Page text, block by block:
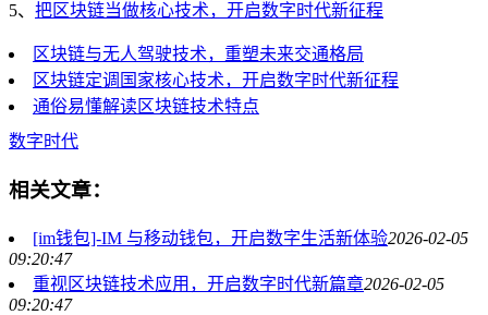
5、 把区块链当做核心技术，开启数字时代新征程
区块链与无人驾驶技术，重塑未来交通格局
区块链定调国家核心技术，开启数字时代新征程
通俗易懂解读区块链技术特点
数字时代
相关文章：
[im钱包]-IM 与移动钱包，开启数字生活新体验2026-02-05
09:20:47
重视区块链技术应用，开启数字时代新篇章2026-02-05
09:20:47